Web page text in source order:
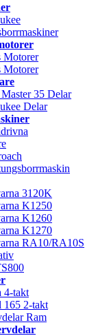
Motorer
Motorer
35 Delar
Delar
3120K
K1250
K1260
K1270
RA10/RA10S
4-takt
165 2-takt
Ram